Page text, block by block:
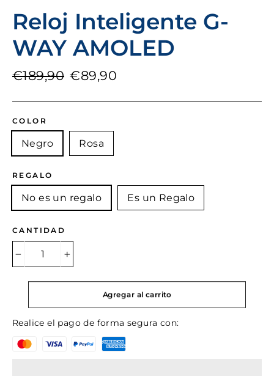
Reloj Inteligente G-
WAY AMOLED
Precio
€189,90 Precio
€89,90
COLOR
Negro Rosa
REGALO
No es un regalo Es un Regalo
CANTIDAD
Agregar al carrito
Realice el pago de forma segura con: